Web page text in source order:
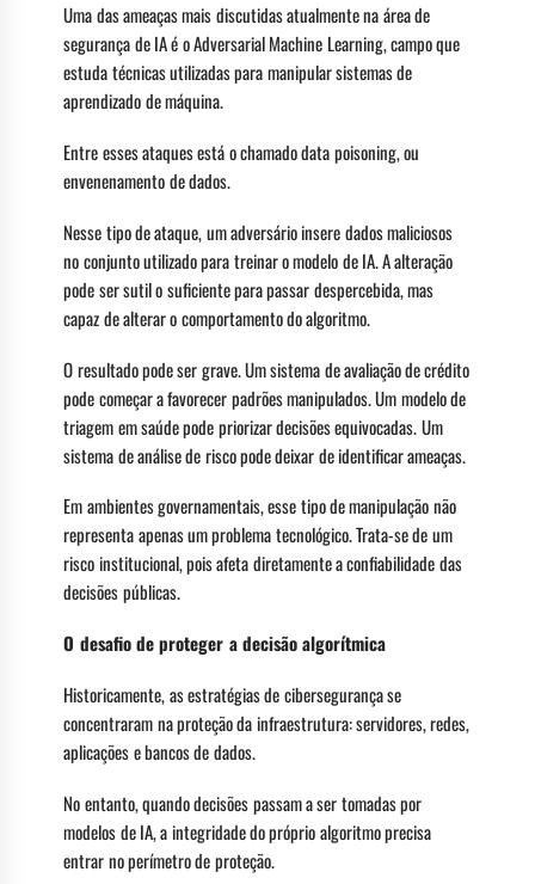
Uma das ameaças mais discutidas atualmente na área de
segurança de IA é o Adversarial Machine Learning, campo que
estuda técnicas utilizadas para manipular sistemas de
aprendizado de máquina.
Entre esses ataques está o chamado data poisoning, ou
envenenamento de dados.
Nesse tipo de ataque, um adversário insere dados maliciosos
no conjunto utilizado para treinar o modelo de IA. A alteração
pode ser sutil o suficiente para passar despercebida, mas
capaz de alterar o comportamento do algoritmo.
O resultado pode ser grave. Um sistema de avaliação de crédito
pode começar a favorecer padrões manipulados. Um modelo de
triagem em saúde pode priorizar decisões equivocadas. Um
sistema de análise de risco pode deixar de identificar ameaças.
Em ambientes governamentais, esse tipo de manipulação não
representa apenas um problema tecnológico. Trata-se de um
risco institucional, pois afeta diretamente a confiabilidade das
decisões públicas.
O desafio de proteger a decisão algorítmica
Historicamente, as estratégias de cibersegurança se
concentraram na proteção da infraestrutura: servidores, redes,
aplicações e bancos de dados.
No entanto, quando decisões passam a ser tomadas por
modelos de IA, a integridade do próprio algoritmo precisa
entrar no perímetro de proteção.